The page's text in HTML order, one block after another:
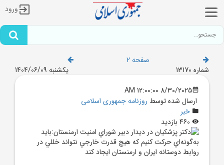
ورود
صفحه 2
شماره 13170
یکشنبه 1404/06/09
8/30/2025 12:00:00 AM
ارسال شده توسط روزنامه جمهوری اسلامی
خبر